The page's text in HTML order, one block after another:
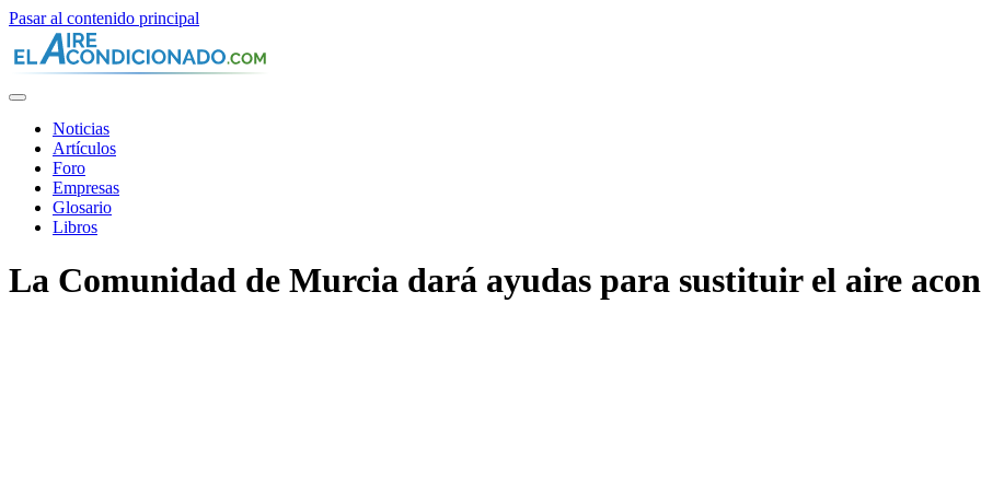
Pasar al contenido principal
Noticias
Artículos
Foro
Empresas
Glosario
Libros
La Comunidad de Murcia dará ayudas para sustituir el aire